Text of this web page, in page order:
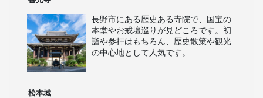
長野市にある歴史ある寺院で、国宝の
本堂やお戒壇巡りが見どころです。初
詣や参拝はもちろん、歴史散策や観光
の中心地として人気です。
松本城